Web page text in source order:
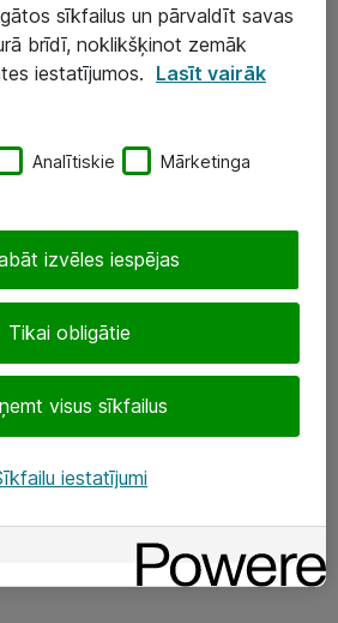
sīkfailus un pārvaldīt savas
brīdī, noklikšķinot zemāk
iestatījumos. Lasīt vairāk
Analītiskie Mārketinga
Tikai obligātie
visus sīkfailus
izvēles iespējas
iestatījumi